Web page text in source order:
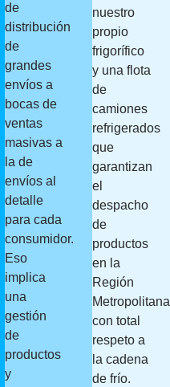
de
distribución
de
grandes
envíos a
bocas de
ventas
masivas a
la de
envíos al
detalle
para cada
consumidor.
Eso
implica
una
gestión
de
productos
y
nuestro
propio
frigorífico
y una flota
de
camiones
refrigerados
que
garantizan
el
despacho
de
productos
en la
Región
Metropolitana
con total
respeto a
la cadena
de frío.